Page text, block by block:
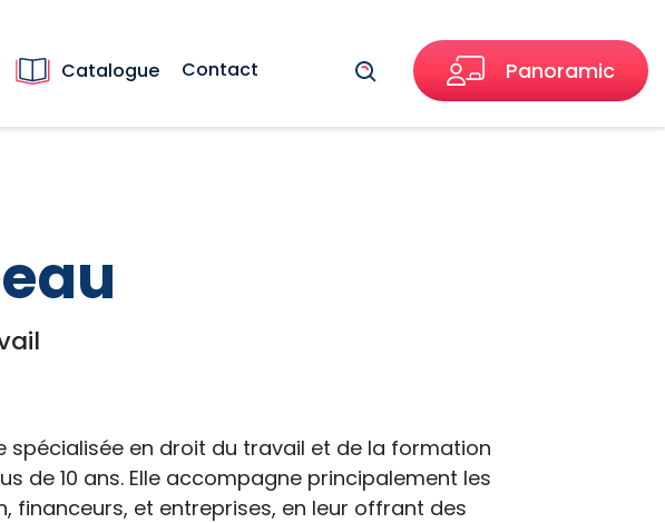
Catalogue Contact Recherche Panoramic
spécialisée en droit du travail et de la formation
de 10 ans. Elle accompagne principalement les
financeurs, et entreprises, en leur offrant des